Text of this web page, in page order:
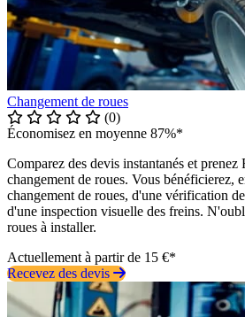
Changement de roues
(0)
Économisez en moyenne 87%*
Comparez des devis instantanés et
changement de roues. Vous bénéficierez,
changement de roues, d'une vérification
d'une inspection visuelle des freins.
roues à installer.
Actuellement à partir de 15 €*
Recevez des devis